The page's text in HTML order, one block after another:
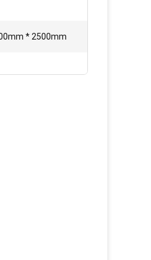
* 2500mm